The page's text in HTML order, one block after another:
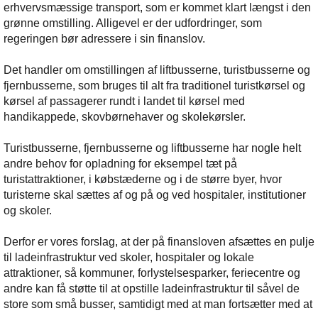
erhvervsmæssige transport, som er kommet klart længst i den
grønne omstilling. Alligevel er der udfordringer, som
regeringen bør adressere i sin finanslov.
Det handler om omstillingen af liftbusserne, turistbusserne og
fjernbusserne, som bruges til alt fra traditionel turistkørsel og
kørsel af passagerer rundt i landet til kørsel med
handikappede, skovbørnehaver og skolekørsler.
Turistbusserne, fjernbusserne og liftbusserne har nogle helt
andre behov for opladning for eksempel tæt på
turistattraktioner, i købstæderne og i de større byer, hvor
turisterne skal sættes af og på og ved hospitaler, institutioner
og skoler.
Derfor er vores forslag, at der på finansloven afsættes en pulje
til ladeinfrastruktur ved skoler, hospitaler og lokale
attraktioner, så kommuner, forlystelsesparker, feriecentre og
andre kan få støtte til at opstille ladeinfrastruktur til såvel de
store som små busser, samtidigt med at man fortsætter med at